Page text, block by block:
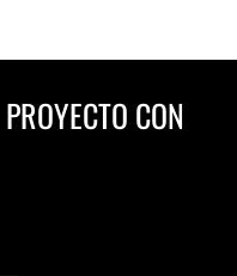
CON